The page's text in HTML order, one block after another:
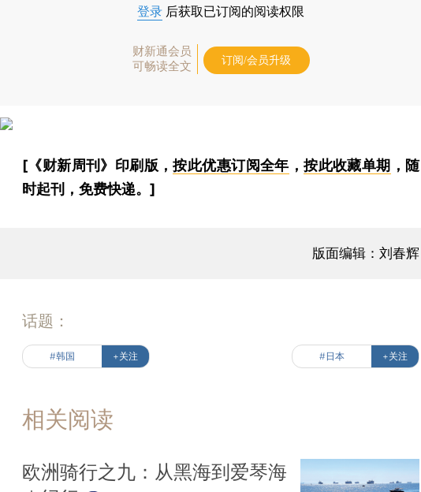
登录 后获取已订阅的阅读权限
财新通会员
可畅读全文
订阅/会员升级
[《财新周刊》印刷版，按此优惠订阅全年 ，按此收藏单期 ，随
时起刊，免费快递。]
版面编辑：刘春辉
话题：
#韩国 +关注 #日本 +关注
相关阅读
欧洲骑行之九：从黑海到爱琴海